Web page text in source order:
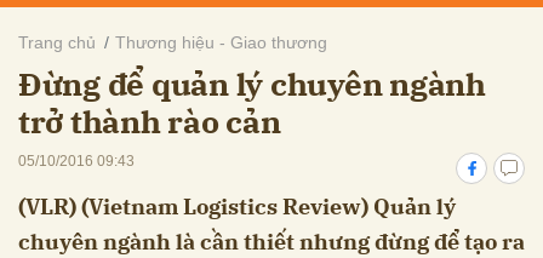
Trang chủ Thương hiệu - Giao thương
Đừng để quản lý chuyên ngành
trở thành rào cản
05/10/2016 09:43
(VLR) (Vietnam Logistics Review) Quản lý
chuyên ngành là cần thiết nhưng đừng để tạo ra
Hủy